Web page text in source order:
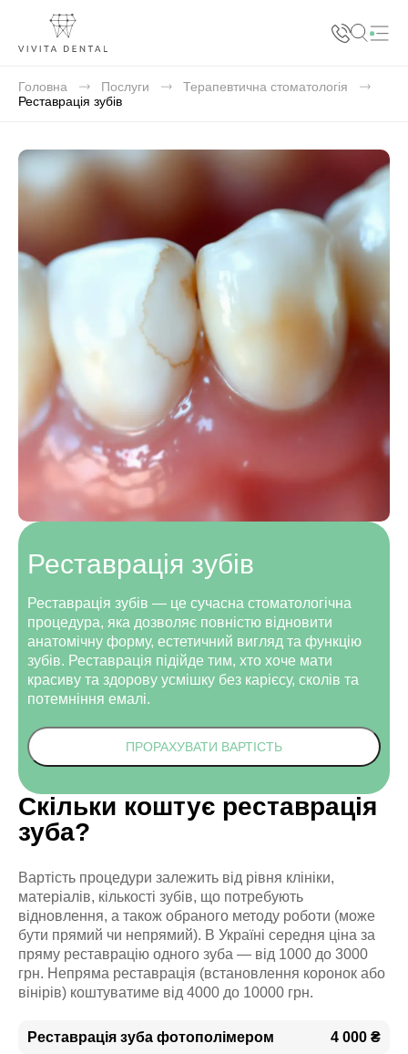
+38 073 412 32 32
Головна Послуги
Терапевтична стоматологія
Реставрація зубів
Реставрація зубів
Реставрація зубів — це сучасна стоматологічна
процедура, яка дозволяє повністю відновити
анатомічну форму, естетичний вигляд та функцію
зубів. Реставрація підійде тим, хто хоче мати
красиву та здорову усмішку без карієсу, сколів та
потемніння емалі.
ПРОРАХУВАТИ ВАРТІСТЬ
Скільки коштує реставрація
зуба?
Вартість процедури залежить від рівня клініки,
матеріалів, кількості зубів, що потребують
відновлення, а також обраного методу роботи (може
бути прямий чи непрямий). В Україні середня ціна за
пряму реставрацію одного зуба — від 1000 до 3000
грн. Непряма реставрація (встановлення коронок або
вінірів) коштуватиме від 4000 до 10000 грн.
Реставрація зуба фотополімером 4 000 ₴